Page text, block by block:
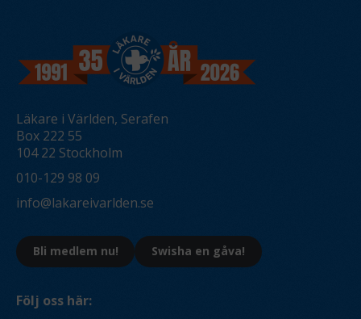
Läkare i Världen, Serafen
Box 222 55
104 22 Stockholm
010-129 98 09
info@lakareivarlden.se
Bli medlem nu! Swisha en gåva!
Följ oss här: